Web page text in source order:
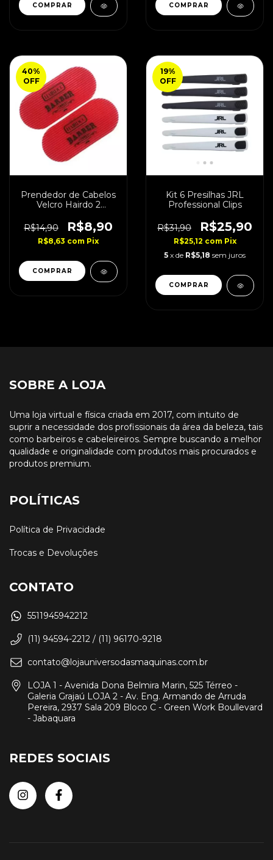
COMPRAR
40%
OFF
Prendedor de Cabelos
Velcro Hairdo 2
R$14,90
R$8,90
R$8,63 com Pix
COMPRAR
19%
OFF
Kit 6 Presilhas JRL
Professional Clips
R$31,90 R$25,90
R$25,12 com Pix
5 x de R$5,18 sem juros
SOBRE A LOJA
Uma loja virtual e física criada em 2017, com intuito de
suprir a necessidade dos profissionais da área da beleza, tais
como barbeiros e cabeleireiros. Sempre buscando a melhor
qualidade e originalidade com produtos mais procurados e
produtos premium.
POLÍTICAS
Política de Privacidade
Trocas e Devoluções
CONTATO
5511945942212
(11) 94594-2212 / (11) 96170-9218
contato@lojauniversodasmaquinas.com.br
LOJA 1 - Avenida Dona Belmira Marin, 525 Térreo -
Galeria Grajaú LOJA 2 - Av. Eng. Armando de Arruda
Pereira, 2937 Sala 209 Bloco C - Green Work Boullevard
- Jabaquara
REDES SOCIAIS